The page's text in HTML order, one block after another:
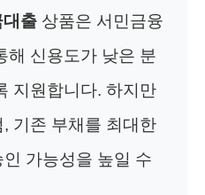
출 상품은 서민금융
해 신용도가 낮은 분
지원합니다. 하지만
기존 부채를 최대한
가능성을 높일 수